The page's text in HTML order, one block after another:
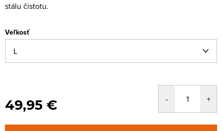
stálu čistotu.
Veľkosť
49,95 €